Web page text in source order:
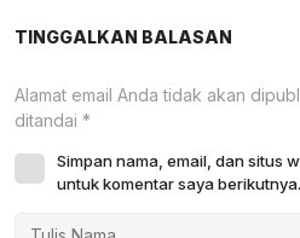
TINGGALKAN BALASAN
Alamat email Anda tidak akan
ditandai *
Simpan nama, email, dan situs
untuk komentar saya berikutnya.